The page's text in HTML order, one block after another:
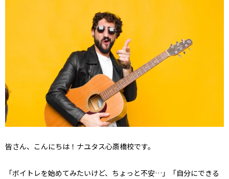
皆さん、こんにちは！ナユタス心斎橋校です。
「ボイトレを始めてみたいけど、ちょっと不安…」「自分にできる